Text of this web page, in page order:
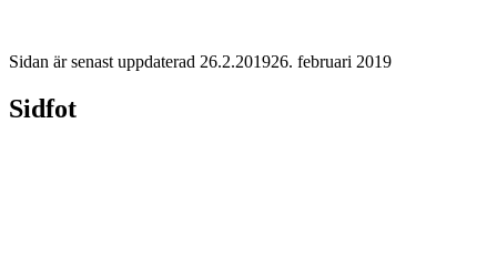
Sidan är senast uppdaterad 26.2.201926. februari 2019
Sidfot